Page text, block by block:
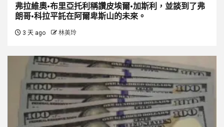
弗拉維奧·布里亞托利稱讚皮埃爾·加斯利，並談到了弗
朗哥·科拉平託在阿爾卑斯山的未來。
3 天 ago 林美玲